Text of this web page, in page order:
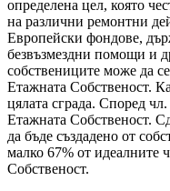
определена цел, която
на различни ремонтни
Европейски фондове,
безвъзмездни помощи и
собствениците може да
Етажната Собственост.
цялата сграда. Според
Етажната Собственост.
да бъде създадено от
малко 67% от идеалните
Собственост.